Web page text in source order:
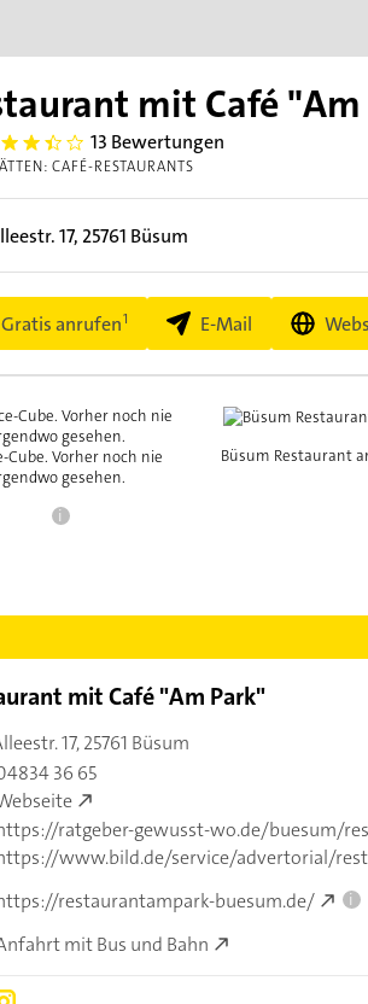
mit Café
13 Bewertungen
CAFÉ-RESTAURANTS
17, 25761 Büsum
Gratis anrufen E-Mail
Cube. Vorher noch nie
gesehen.
i
Büsum Restaurant
mit Café "Am Park"
17,25761 Büsum
36 65
ratgeber-gewusst-wo.de/buesum/
www.bild.de/service/advertorial/
restaurantampark-buesum.de/
i
mit Bus und Bahn